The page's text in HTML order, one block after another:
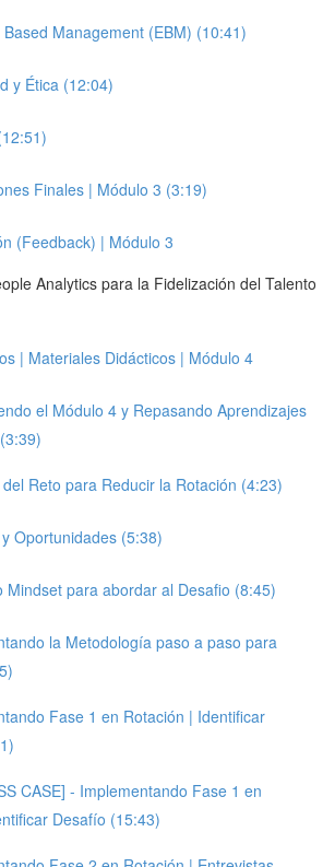
Based Management (EBM) (10:41)
y Ética (12:04)
Finales | Módulo 3 (3:19)
(Feedback) | Módulo 3
Analytics para la Fidelización del Talento
| Materiales Didácticos | Módulo 4
el Módulo 4 y Repasando Aprendizajes
Reto para Reducir la Rotación (4:23)
Oportunidades (5:38)
Mindset para abordar al Desafio (8:45)
la Metodología paso a paso para
Fase 1 en Rotación | Identificar
CASE] - Implementando Fase 1 en
Desafío (15:43)